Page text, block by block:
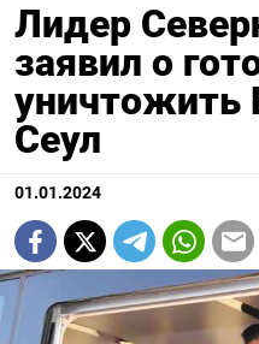
Лидер
заявил о
уничтожить
Сеул
01.01.2024